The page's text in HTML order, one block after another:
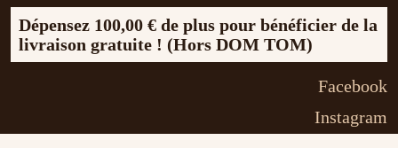
Dépensez 100,00 € de plus pour bénéficier de la
livraison gratuite ! (Hors DOM TOM)
Facebook
Instagram